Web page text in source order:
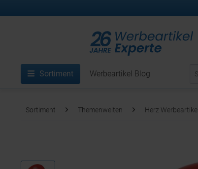
Sortiment Werbeartikel Blog
Sortiment Themenwelten Herz Werbeartikel